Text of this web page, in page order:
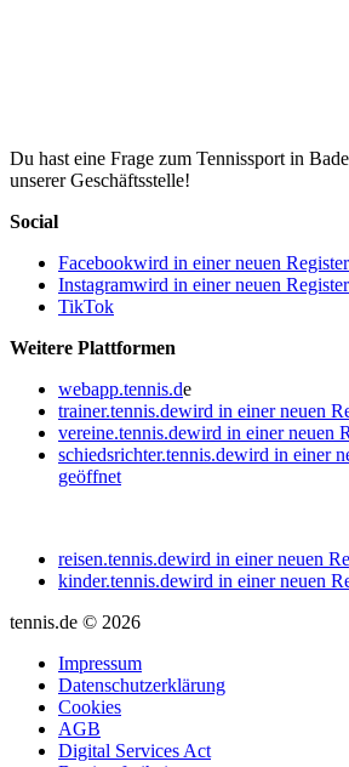
Du hast eine Frage zum Tennissport in
unserer Geschäftsstelle!
Social
Facebookwird in einer neuen
Instagramwird in einer neuen
TikTok
Weitere Plattformen
webapp.tennis.de
trainer.tennis.dewird in einer neuen
vereine.tennis.dewird in einer neuen
schiedsrichter.tennis.dewird in einer
geöffnet
reisen.tennis.dewird in einer neuen
kinder.tennis.dewird in einer neuen
tennis.de © 2026
Impressum
Datenschutzerklärung
Cookies
AGB
Digital Services Act